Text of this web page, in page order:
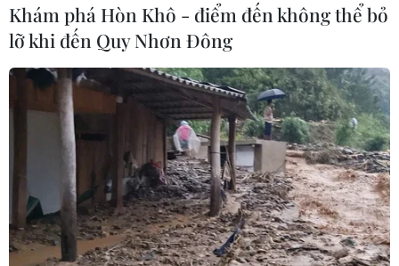
Khám phá Hòn Khô - điểm đến không thể bỏ
lỡ khi đến Quy Nhơn Đông